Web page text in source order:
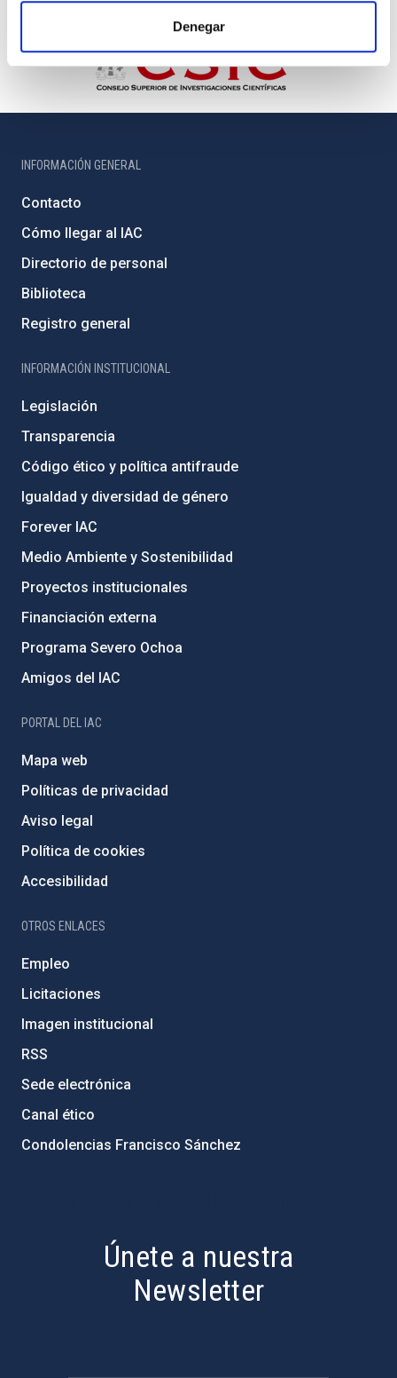
Denegar
INFORMACIÓN GENERAL
Contacto
Cómo llegar al IAC
Directorio de personal
Biblioteca
Registro general
INFORMACIÓN INSTITUCIONAL
Legislación
Transparencia
Código ético y política antifraude
Igualdad y diversidad de género
Forever IAC
Medio Ambiente y Sostenibilidad
Proyectos institucionales
Financiación externa
Programa Severo Ochoa
Amigos del IAC
PORTAL DEL IAC
Mapa web
Políticas de privacidad
Aviso legal
Política de cookies
Accesibilidad
OTROS ENLACES
Empleo
Licitaciones
Imagen institucional
RSS
Sede electrónica
Canal ético
Condolencias Francisco Sánchez
Únete a nuestra
Newsletter